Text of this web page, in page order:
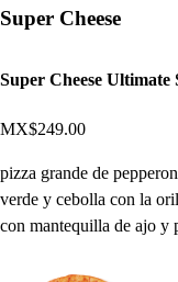
Super Cheese
Super Cheese Ultimate
MX$249.00
pizza grande de
verde y cebolla con la
con mantequilla de ajo y